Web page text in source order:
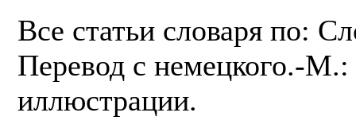
Все статьи словаря по:
Перевод с немецкого.-
иллюстрации.